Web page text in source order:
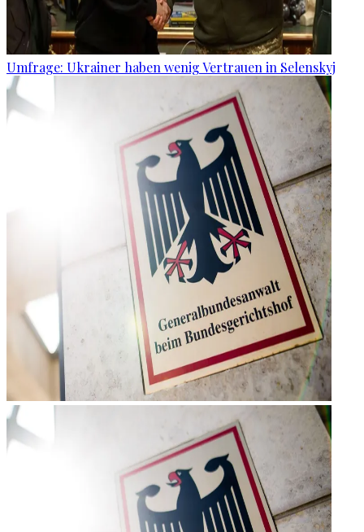
Umfrage: Ukrainer haben wenig Vertrauen in Selenskyj